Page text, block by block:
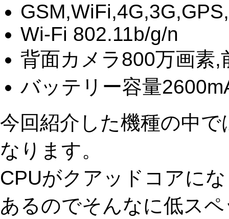
Wi-Fi 802.11b/g/n
背面カメラ800万画素
バッテリー容量
今回紹介した機種の中
なります。
CPUがクアッドコアに
あるのでそんなに低ス